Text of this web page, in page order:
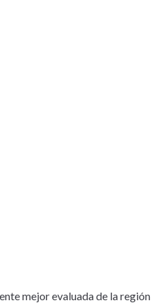
mejor evaluada de la región